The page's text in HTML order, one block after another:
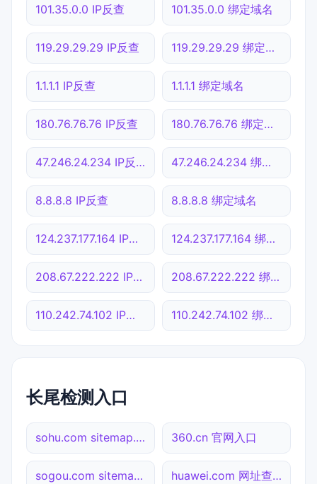
101.35.0.0 IP反查 101.35.0.0 绑定域名
119.29.29.29 IP反查 119.29.29.29 绑定域名
1.1.1.1 IP反查 1.1.1.1 绑定域名
180.76.76.76 IP反查 180.76.76.76 绑定域名
47.246.24.234 IP反查 47.246.24.234 绑定域名
8.8.8.8 IP反查 8.8.8.8 绑定域名
124.237.177.164 IP反查 124.237.177.164 绑定域名
208.67.222.222 IP反查 208.67.222.222 绑定域名
110.242.74.102 IP反查 110.242.74.102 绑定域名
长尾检测入口
sohu.com sitemap.xml检测 360.cn 官网入口
sogou.com sitemap.xml检测 huawei.com 网址查询